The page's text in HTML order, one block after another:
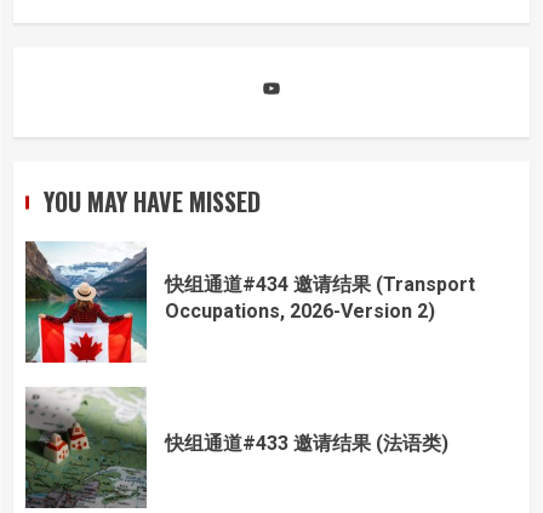
YOU MAY HAVE MISSED
快组通道#434 邀请结果 (Transport
Occupations, 2026-Version 2)
快组通道#433 邀请结果 (法语类)